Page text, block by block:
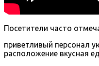
Посетители часто
приветливый персонал
расположение вкусная